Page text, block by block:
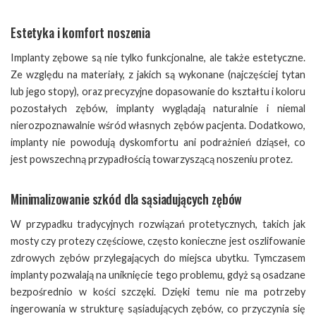
Estetyka i komfort noszenia
Implanty zębowe są nie tylko funkcjonalne, ale także estetyczne.
Ze względu na materiały, z jakich są wykonane (najczęściej tytan
lub jego stopy), oraz precyzyjne dopasowanie do kształtu i koloru
pozostałych zębów, implanty wyglądają naturalnie i niemal
nierozpoznawalnie wśród własnych zębów pacjenta. Dodatkowo,
implanty nie powodują dyskomfortu ani podrażnień dziąseł, co
jest powszechną przypadłością towarzyszącą noszeniu protez.
Minimalizowanie szkód dla sąsiadujących zębów
W przypadku tradycyjnych rozwiązań protetycznych, takich jak
mosty czy protezy częściowe, często konieczne jest oszlifowanie
zdrowych zębów przylegających do miejsca ubytku. Tymczasem
implanty pozwalają na uniknięcie tego problemu, gdyż są osadzane
bezpośrednio w kości szczęki. Dzięki temu nie ma potrzeby
ingerowania w strukturę sąsiadujących zębów, co przyczynia się